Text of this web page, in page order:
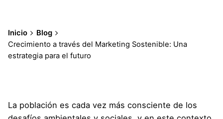
Inicio
Blog
Crecimiento a través del Marketing Sostenible: Una
estrategia para el futuro
La población es cada vez más consciente de los